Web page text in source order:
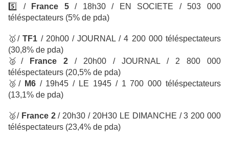
5️⃣ /
France 5/ 18h30 / EN SOCIETE / 503 000
téléspectateurs (5% de pda)
🥇/TF1 / 20h00 / JOURNAL / 4 200 000 téléspectateurs
(30,8% de pda)
🥈 / France 2 / 20h00 / JOURNAL / 2 800 000
téléspectateurs (20,5% de pda)
🥉 / M6 / 19h45 / LE 1945 / 1 700 000 téléspectateurs
(13,1% de pda)
🥈/ France 2/ 20h30 / 20H30 LE DIMANCHE / 3 200 000
téléspectateurs (23,4% de pda)